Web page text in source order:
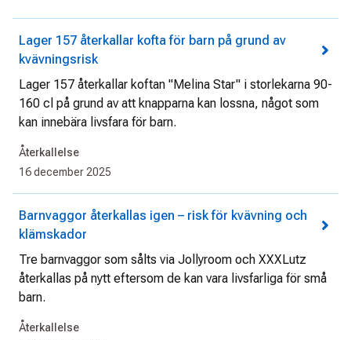
Lager 157 återkallar kofta för barn på grund av
kvävningsrisk
Lager 157 återkallar koftan "Melina Star" i storlekarna 90-
160 cl på grund av att knapparna kan lossna, något som
kan innebära livsfara för barn.
Återkallelse
16 december 2025
Barnvaggor återkallas igen – risk för kvävning och
klämskador
Tre barnvaggor som sålts via Jollyroom och XXXLutz
återkallas på nytt eftersom de kan vara livsfarliga för små
barn.
Återkallelse